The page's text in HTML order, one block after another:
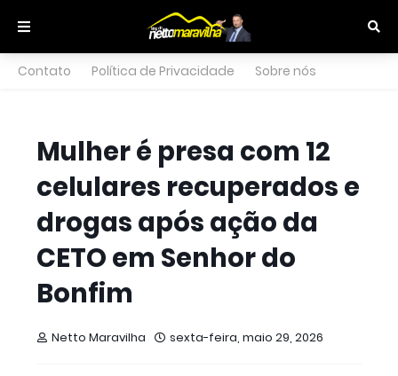
Contato Política de Privacidade Sobre nós
Mulher é presa com 12
celulares recuperados e
drogas após ação da
CETO em Senhor do
Bonfim
Netto Maravilha sexta-feira, maio 29, 2026